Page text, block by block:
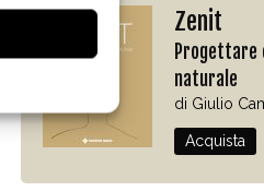
Zenit
Progettare
naturale
di Giulio
Acquista